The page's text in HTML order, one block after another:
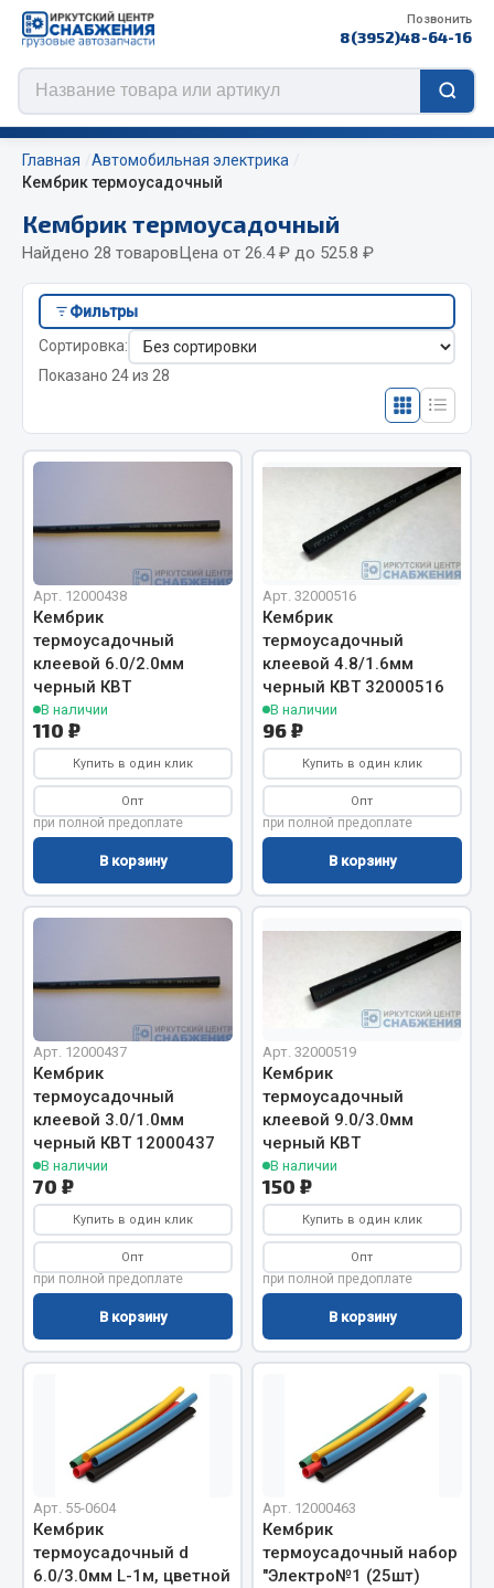
Позвонить
8(3952)48-64-16
Цепи противоскольжения
ЦЕПИ РОССИЯ
ЦЕПИ BOHU (Китай)
Изготовление цепей на колеса BOHU
QITONG
Весь раздел
Жидкостные подогреватели
Отопители салона
Подогреватели тосола
Весь раздел
Автотовары
Автозвук
Автокаталоги
Аксессуары автомобильные
Аптечки и знаки автомобильные
Вентиляторы кабины
Вымпела
Показать ещё
Весь раздел
Смазочные материалы
Масла
Охладжающие жидкости
Технические жидкости
Весь раздел
Болты
Гайки
Кольца стопорные
Пресс-масленки
Пробки
Главная
Автомобильная электрика
Кембрик термоусадочный
Кембрик термоусадочный
Найдено 28 товаровЦена от 26.4 ₽ до 525.8 ₽
Фильтры
Сортировка:
Показано 24 из 28
Арт. 12000438
Кембрик
термоусадочный
клеевой 6.0/2.0мм
черный КВТ
В наличии
110 ₽
Купить в один клик
Опт
при полной предоплате
В корзину
Арт. 32000516
Кембрик
термоусадочный
клеевой 4.8/1.6мм
черный КВТ 32000516
В наличии
96 ₽
Купить в один клик
Опт
при полной предоплате
В корзину
Арт. 12000437
Кембрик
термоусадочный
клеевой 3.0/1.0мм
черный КВТ 12000437
В наличии
70 ₽
Купить в один клик
Опт
при полной предоплате
В корзину
Арт. 32000519
Кембрик
термоусадочный
клеевой 9.0/3.0мм
черный КВТ
В наличии
150 ₽
Купить в один клик
Опт
при полной предоплате
В корзину
Арт. 55-0604
Кембрик
термоусадочный d
6.0/3.0мм L-1м, цветной
Арт. 12000463
Кембрик
термоусадочный набор
"Электро№1 (25шт)